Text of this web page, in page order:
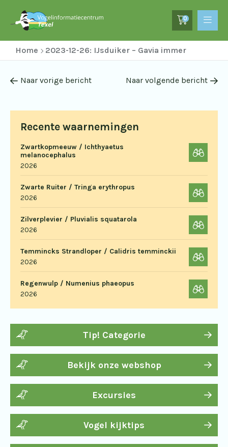
0
Home 2023-12-26: IJsduiker – Gavia immer
Recente waarnemingen
Zwartkopmeeuw / Ichthyaetus
melanocephalus
2026
Zwarte Ruiter / Tringa erythropus
2026
Zilverplevier / Pluvialis squatarola
2026
Temmincks Strandloper / Calidris temminckii
2026
Regenwulp / Numenius phaeopus
2026
Tip! Categorie
Bekijk onze webshop
Excursies
Vogel kijktips
Naar vorige bericht Naar volgende bericht